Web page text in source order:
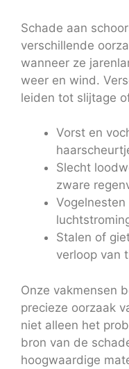
Schade aan
verschillende
wanneer ze
weer en wind.
leiden tot slijtage
Vorst en
Slecht
zware
Stalen of
verloop van
Onze vakmensen
precieze oorzaak
niet alleen het
bron van de
hoogwaardige